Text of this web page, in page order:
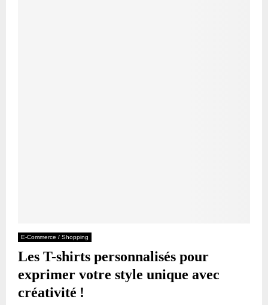
E-Commerce / Shopping
Les T-shirts personnalisés pour
exprimer votre style unique avec
créativité !